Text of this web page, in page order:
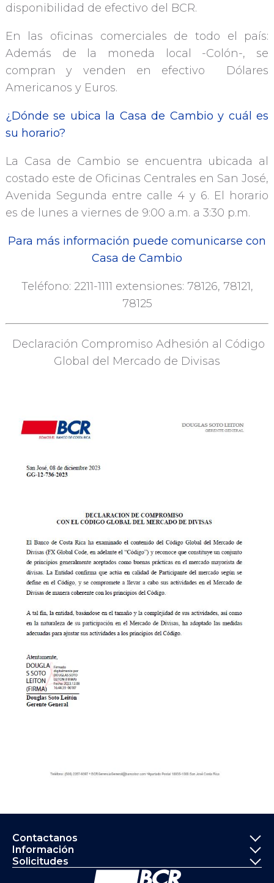
disponibilidad de efectivo del BCR.
En las oficinas comerciales de todo el país:
Además de la moneda local -Colón-, se
compran y venden en efectivo Dólares
Americanos y Euros.
¿Dónde se ubica la Casa de Cambio y cuál es
su horario?
La Casa de Cambio se encuentra ubicada al
costado este de Oficinas Centrales en San José,
Avenida Segunda entre calle 4 y 6. El horario
es de lunes a viernes de 9:00 a.m. a 3:30 p.m.
Para más información puede comunicarse con
Casa de Cambio
Teléfono: 2211-1111 extensiones: 78126, 78121,
78125
Declaración Compromiso Adhesión al Código
Global del Mercado de Divisas
Contactanos
Información
Solicitudes
Ir a la página principal del Banco de